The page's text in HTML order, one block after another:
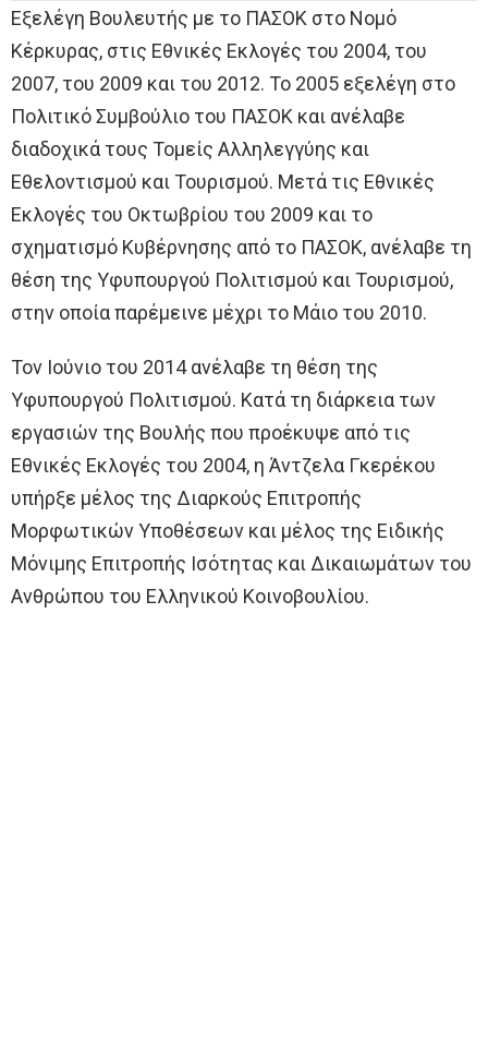
Εξελέγη Βουλευτής με το ΠΑΣΟΚ στο Νομό
Κέρκυρας, στις Εθνικές Εκλογές του 2004, του
2007, του 2009 και του 2012. Το 2005 εξελέγη στο
Πολιτικό Συμβούλιο του ΠΑΣΟΚ και ανέλαβε
διαδοχικά τους Τομείς Αλληλεγγύης και
Εθελοντισμού και Τουρισμού. Μετά τις Εθνικές
Εκλογές του Οκτωβρίου του 2009 και το
σχηματισμό Κυβέρνησης από το ΠΑΣΟΚ, ανέλαβε τη
θέση της Υφυπουργού Πολιτισμού και Τουρισμού,
στην οποία παρέμεινε μέχρι το Μάιο του 2010.
Τον Ιούνιο του 2014 ανέλαβε τη θέση της
Υφυπουργού Πολιτισμού. Κατά τη διάρκεια των
εργασιών της Βουλής που προέκυψε από τις
Εθνικές Εκλογές του 2004, η Άντζελα Γκερέκου
υπήρξε μέλος της Διαρκούς Επιτροπής
Μορφωτικών Υποθέσεων και μέλος της Ειδικής
Μόνιμης Επιτροπής Ισότητας και Δικαιωμάτων του
Ανθρώπου του Ελληνικού Κοινοβουλίου.